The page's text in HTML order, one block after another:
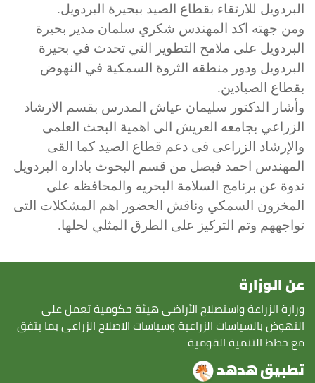
البردويل للارتقاء بقطاع الصيد ببحيرة البردويل.
ومن جهته اكد المهندس شكري سلمان مدير بحيرة
البردويل على ملامح التطوير التي تحدث في بحيرة
البردويل ودور منطقه الثروة السمكية في النهوض
بقطاع الصيادين.
وأشار الدكتور سليمان عياش المدرس بقسم الارشاد
الزراعي بجامعه العريش الى اهمية البحث العلمى
والإرشاد الزراعى فى دعم قطاع الصيد كما القى
المهندس احمد فيصل من قسم البحوث باداره البردويل
ندوة عن برنامج السلامة البحريه والمحافظه على
المخزون السمكي وناقش الحضور اهم المشكلات التى
تواجههم وتم التركيز على الطرق المثلي لحلها.
عن الوزارة
وزارة الزراعة واستصلاح الأراضى هيئة حكومية تعمل على
النهوض بالسياسات الزراعية وسياسات الاصلاح الزراعى بما يتفق
مع خطط التنمية القومية
تطبيق هدهد